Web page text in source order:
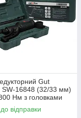
Gut
SW-16848 (32/33 мм)
Нм з головками
відправки